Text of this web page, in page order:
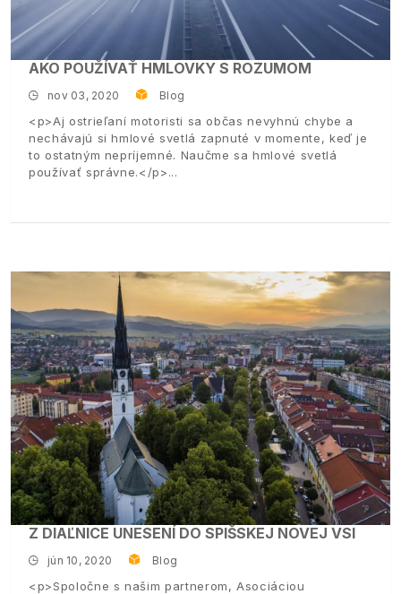
AKO POUŽÍVAŤ HMLOVKY S ROZUMOM
nov 03, 2020 Blog
<p>Aj ostrieľaní motoristi sa občas nevyhnú chybe a
nechávajú si hmlové svetlá zapnuté v momente, keď je
to ostatným nepríjemné. Naučme sa hmlové svetlá
používať správne.</p>
Z DIAĽNICE UNESENÍ DO SPIŠSKEJ NOVEJ VSI
jún 10, 2020 Blog
<p>Spoločne s našim partnerom, Asociáciou